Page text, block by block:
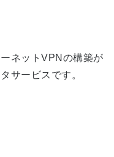
ネットVPNの構築が
サービスです。